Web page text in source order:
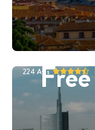
224 Avis